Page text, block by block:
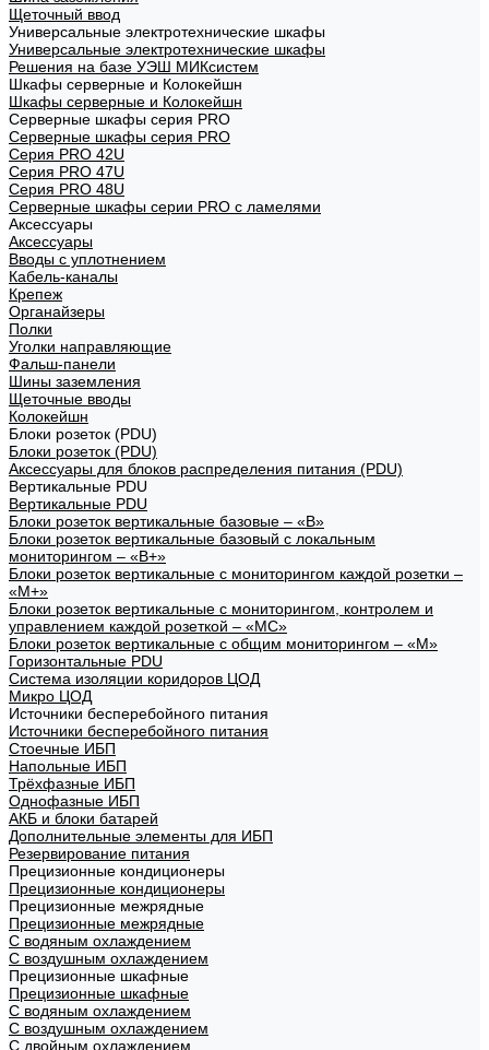
Щеточный ввод
Универсальные электротехнические шкафы
Универсальные электротехнические шкафы
Решения на базе УЭШ МИКсистем
Шкафы серверные и Колокейшн
Шкафы серверные и Колокейшн
Серверные шкафы серия PRO
Серверные шкафы серия PRO
Серия PRO 42U
Серия PRO 47U
Серия PRO 48U
Серверные шкафы серии PRO с ламелями
Аксессуары
Аксессуары
Вводы с уплотнением
Кабель-каналы
Крепеж
Органайзеры
Полки
Уголки направляющие
Фальш-панели
Шины заземления
Щеточные вводы
Колокейшн
Блоки розеток (PDU)
Блоки розеток (PDU)
Аксессуары для блоков распределения питания (PDU)
Вертикальные PDU
Вертикальные PDU
Блоки розеток вертикальные базовые – «В»
Блоки розеток вертикальные базовый с локальным
мониторингом – «В+»
Блоки розеток вертикальные с мониторингом каждой розетки –
«М+»
Блоки розеток вертикальные с мониторингом, контролем и
управлением каждой розеткой – «МС»
Блоки розеток вертикальные с общим мониторингом – «М»
Горизонтальные PDU
Система изоляции коридоров ЦОД
Микро ЦОД
Источники бесперебойного питания
Источники бесперебойного питания
Стоечные ИБП
Напольные ИБП
Трёхфазные ИБП
Однофазные ИБП
АКБ и блоки батарей
Дополнительные элементы для ИБП
Резервирование питания
Прецизионные кондиционеры
Прецизионные кондиционеры
Прецизионные межрядные
Прецизионные межрядные
С водяным охлаждением
С воздушным охлаждением
Прецизионные шкафные
Прецизионные шкафные
С водяным охлаждением
С воздушным охлаждением
С двойным охлаждением